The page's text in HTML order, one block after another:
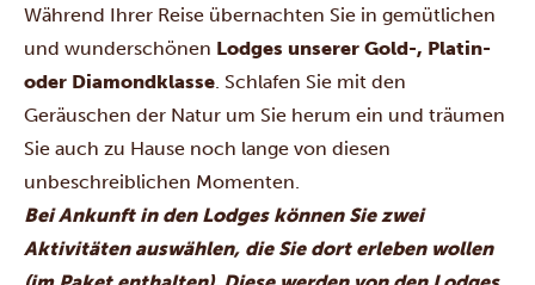
Während Ihrer Reise übernachten Sie in gemütlichen
und wunderschönen Lodges unserer Gold-, Platin-
oder Diamondklasse . Schlafen Sie mit den
Geräuschen der Natur um Sie herum ein und träumen
Sie auch zu Hause noch lange von diesen
unbeschreiblichen Momenten.
Bei Ankunft in den Lodges können Sie zwei
Aktivitäten auswählen, die Sie dort erleben wollen